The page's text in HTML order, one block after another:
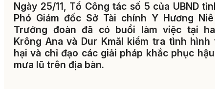
Ngày 25/11, Tổ Công tác số 5 của UBND
Phó Giám đốc Sở Tài chính Y Hương Niê
Trưởng đoàn đã có buổi làm việc tại
Krông Ana và Dur Kmăl kiểm tra tình hình
hại và chỉ đạo các giải pháp khắc phục hậu
mưa lũ trên địa bàn.